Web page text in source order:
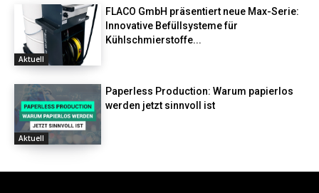
Aktuell
FLACO GmbH präsentiert neue Max-Serie:
Innovative Befüllsysteme für
Kühlschmierstoffe...
Aktuell
Paperless Production: Warum papierlos
werden jetzt sinnvoll ist